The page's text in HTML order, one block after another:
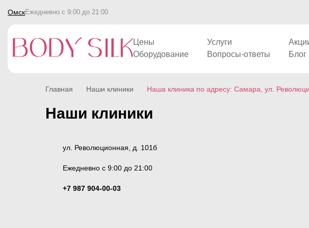
ОмскЕжедневно с 9:00 до 21:00
Цены Услуги
Оборудование
Вопросы-ответы Блог
Главная Наши клиники Наша клиника по адресу: Самара, ул.
Наши клиники
ул. Революционная, д. 101б
Ежедневно с 9:00 до 21:00
+7 987 904-00-03